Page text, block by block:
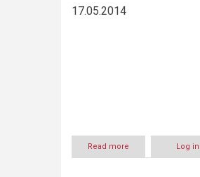
17.05.2014
Read more
GRATULERER
Log in